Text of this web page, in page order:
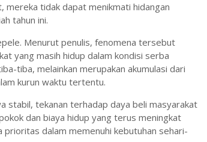
mereka tidak dapat menikmati hidangan
tahun ini.
Menurut penulis, fenomena tersebut
yang masih hidup dalam kondisi serba
tiba, melainkan merupakan akumulasi dari
kurun waktu tertentu.
stabil, tekanan terhadap daya beli masyarakat
dan biaya hidup yang terus meningkat
dalam memenuhi kebutuhan sehari-